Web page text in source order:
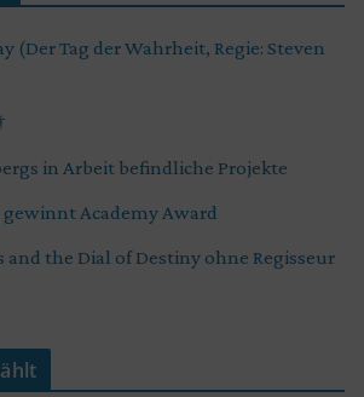
(Der Tag der Wahrheit, Regie: Steven
in Arbeit befindliche Projekte
gewinnt Academy Award
and the Dial of Destiny ohne Regisseur